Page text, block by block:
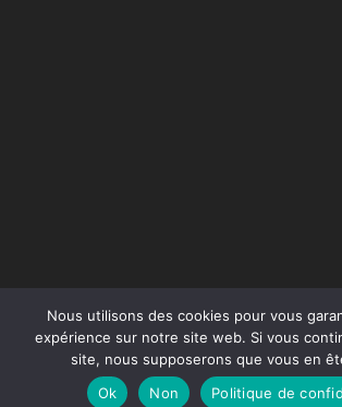
Conception du site :Agence Jus de
Nous utilisons des cookies pour vous
expérience sur notre site web. Si vous
site, nous supposerons que vous en
Ok
Non Politique de